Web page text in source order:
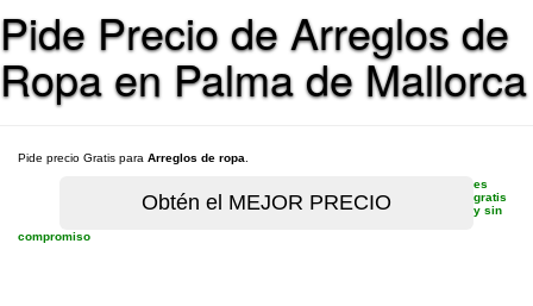
Pide Precio de Arreglos de
Ropa en Palma de Mallorca
Pide precio Gratis para Arreglos de ropa
es
gratis
y sin
compromiso